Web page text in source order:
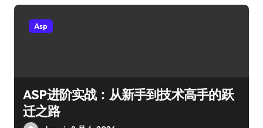
Asp
ASP进阶实战：从新手到技术高手的跃
迁之路